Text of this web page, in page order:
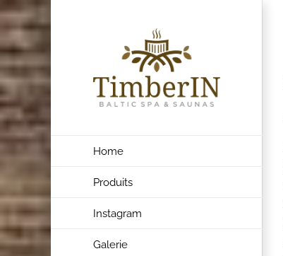
Skip
content
Home
Produits
Instagram
Galerie